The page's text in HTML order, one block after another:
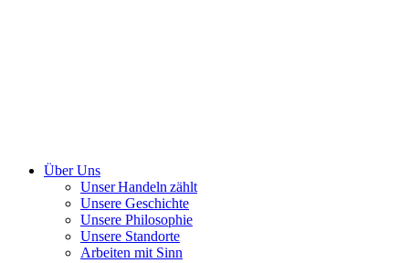
Über Uns
Unser Handeln zählt
Unsere Geschichte
Unsere Philosophie
Unsere Standorte
Arbeiten mit Sinn